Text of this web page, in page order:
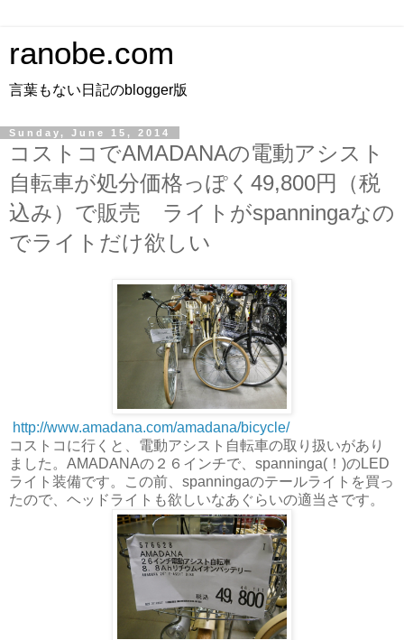
ranobe.com
言葉もない日記のblogger版
Sunday, June 15, 2014
コストコでAMADANAの電動アシスト
自転車が処分価格っぽく49,800円（税
込み）で販売 ライトがspanningaなの
でライトだけ欲しい
http://www.amadana.com/amadana/bicycle/
コストコに行くと、電動アシスト自転車の取り扱いがあり
ました。AMADANAの２６インチで、spanninga(！)のLED
ライト装備です。この前、spanningaのテールライトを買っ
たので、ヘッドライトも欲しいなあぐらいの適当さです。